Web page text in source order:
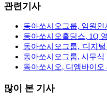
관련기사
동아쏘시오그룹, 임원인
동아쏘시오홀딩스, 1Q
동아쏘시오그룹, '디지
동아쏘시오그룹, 시무
동아쏘시오, 디엠바이오
많이 본 기사